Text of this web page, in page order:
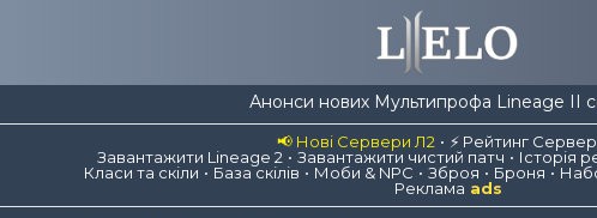
Анонси нових Мультипрофа Lineage II
📢 Нові Сервери Л2
⚡ Рейтинг
Завантажити Lineage 2
Завантажити чистий патч Історія
Класи та скіли
База скілів Моби & NPC Зброя Броня
Реклама ads